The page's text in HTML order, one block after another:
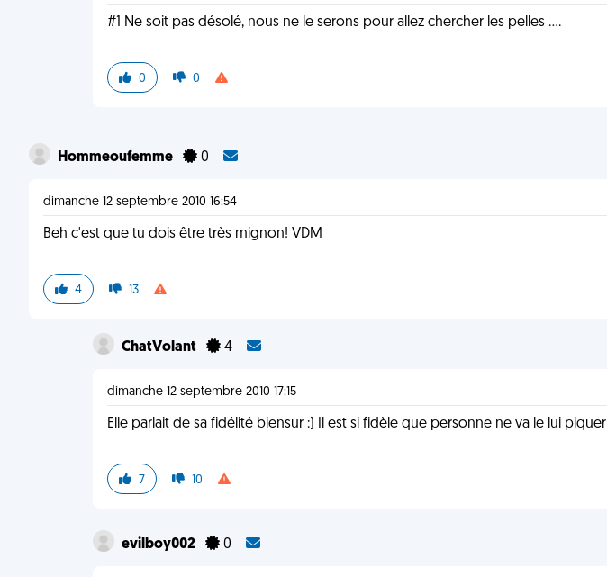
#1 Ne soit pas désolé, nous ne le serons pour allez chercher les pelles ....
0 0
Hommeoufemme 0
dimanche 12 septembre 2010 16:54
Beh c'est que tu dois être très mignon! VDM
4 13
ChatVolant 4
dimanche 12 septembre 2010 17:15
Elle parlait de sa fidélité biensur :) Il est si fidèle que personne ne va le lui piquer
7 10
evilboy002 0